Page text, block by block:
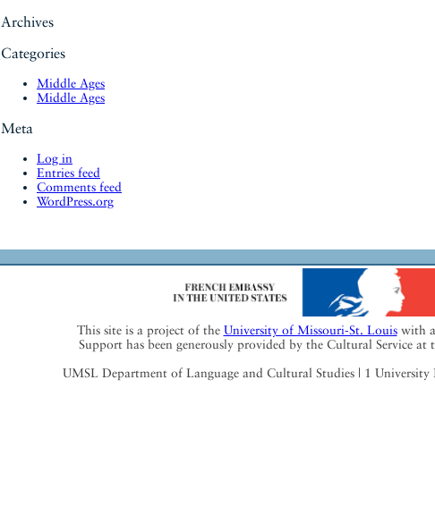
Archives
Categories
Middle Ages
Middle Ages
Meta
Log in
Entries feed
Comments feed
WordPress.org
This site is a project of the University of Missouri-St. Louiswith
Support has been generously provided by the Cultural Service at
UMSL Department of Language and Cultural Studies | 1